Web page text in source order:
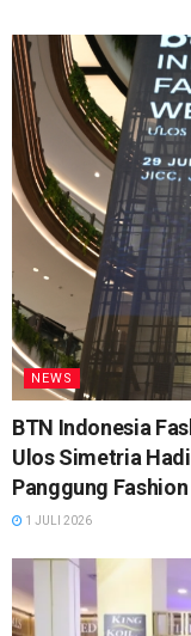
NEWS
BTN Indonesia
Ulos Simetria
Panggung
1 JULI 2026